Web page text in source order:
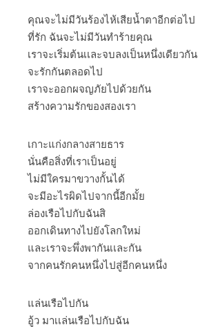
คุณจะไม่มีวันร้องไห้เสียน้ำตาอีกต่อไป
ที่รัก ฉันจะไม่มีวันทำร้ายคุณ
เราจะเริ่มต้นเเละจบลงเป็นหนึ่งเดียวกัน
จะรักกันตลอดไป
เราจะออกผจญภัยไปด้วยกัน
สร้างความรักของสองเรา
เกาะแก่งกลางสายธาร
นั่นคือสิ่งที่เราเป็นอยู่
ไม่มีใครมาขวางกั้นได้
จะมีอะไรผิดไปจากนี้อีกมั้ย
ล่องเรือไปกับฉันสิ
ออกเดินทางไปยังโลกใหม่
และเราจะพึ่งพากันเเละกัน
จากคนรักคนหนึ่งไปสู่อีกคนหนึ่ง
แล่นเรือไปกัน
อู้ว มาเเล่นเรือไปกับฉัน